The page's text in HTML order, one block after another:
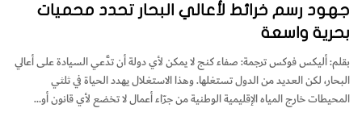
جهود رسم خرائط لأعالي البحار تحدد محميات
بحرية واسعة
بقلم: أليكس فوكس ترجمة: صفاء كنج لا يمكن لأي دولة أن تدَّعي السيادة على أعالي
البحار، لكن العديد من الدول تستغلها. وهذا الاستغلال يهدد الحياة في ثلثي
المحيطات خارج المياه الإقليمية الوطنية من جرّاء أعمال لا تخضع لأي قانون أو…